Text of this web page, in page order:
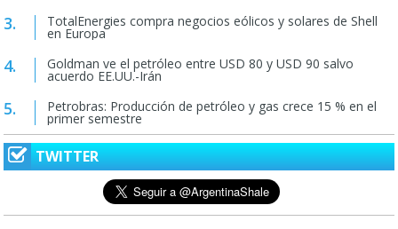
TotalEnergies compra negocios eólicos y solares de Shell
en Europa
Goldman ve el petróleo entre USD 80 y USD 90 salvo
acuerdo EE.UU.-Irán
Petrobras: Producción de petróleo y gas crece 15 % en el
primer semestre
TWITTER